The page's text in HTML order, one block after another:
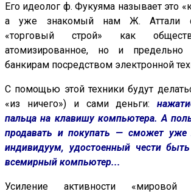
Его идеолог ф. Фукуяма называет это
а уже знакомый нам Ж. Аттали
«торговый строй» как
атомизированное, но и предельно
банкирам посредством электронной
С помощью этой техники будут
«из ничего») и сами деньги:
пальца на клавишу компьютера. А
продавать и покупать — сможет
индивидуум, удостоенный чести
всемирный компьютер...
Усиление активности «мировой